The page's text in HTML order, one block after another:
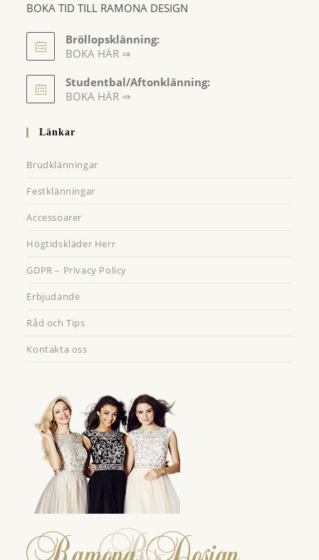
BOKA TID TILL RAMONA DESIGN
Bröllopsklänning:
BOKA HÄR ⇒
in
a
tab
Studentbal/Aftonklänning:
BOKA HÄR ⇒
Länkar
Brudklänningar
Festklänningar
Accessoarer
Högtidskläder Herr
GDPR – Privacy Policy
Erbjudande
Råd och Tips
Kontakta oss